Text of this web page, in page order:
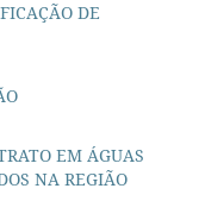
DE
EM ÁGUAS
NA REGIÃO